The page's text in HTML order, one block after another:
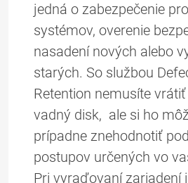
jedná o zabezpečenie
systémov, overenie
nasadení nových alebo
starých. So službou
Retention nemusíte
vadný disk, ale si ho
prípadne znehodnotiť
postupov určených vo
Pri vyraďovaní zariadení